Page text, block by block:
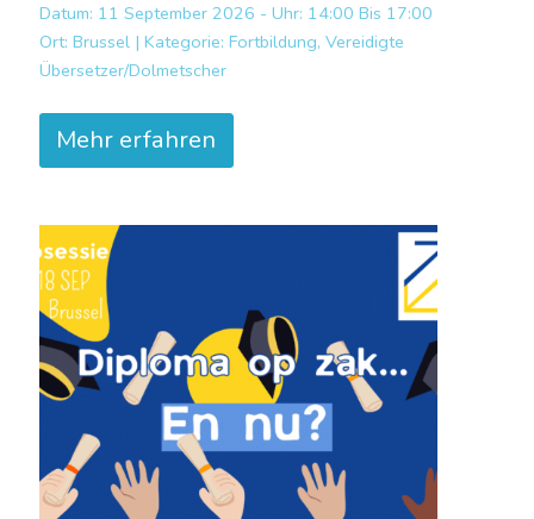
Datum: 11 September 2026 - Uhr: 14:00 Bis 17:00
Ort: Brussel | Kategorie: Fortbildung, Vereidigte
Übersetzer/Dolmetscher
Mehr erfahren